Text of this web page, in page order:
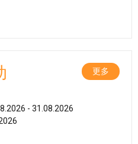
更多
- 31.08.2026